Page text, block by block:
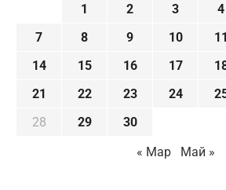
1 2 3 4
7
8 9 10 11
14
15 16 17
21
22 23 24
28
29
30
« Мар
Май »